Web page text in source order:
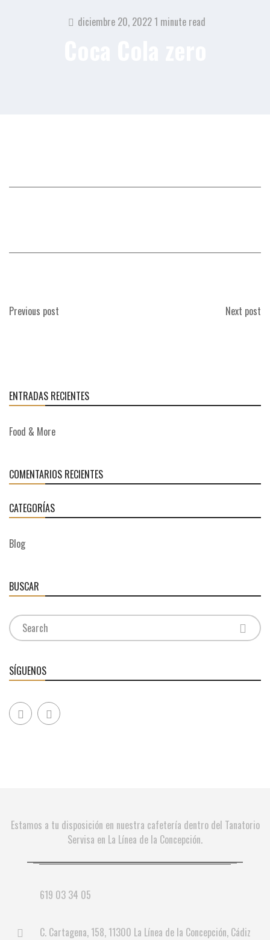
diciembre 20, 2022 1 minute read
Previous post
Next post
ENTRADAS RECIENTES
Food & More
COMENTARIOS RECIENTES
CATEGORÍAS
Blog
BUSCAR
SÍGUENOS
Estamos a tu disposición en nuestra cafetería dentro del Tanatorio
Servisa en La Línea de la Concepción.
619 03 34 05
C. Cartagena, 158, 11300 La Línea de la Concepción, Cádiz